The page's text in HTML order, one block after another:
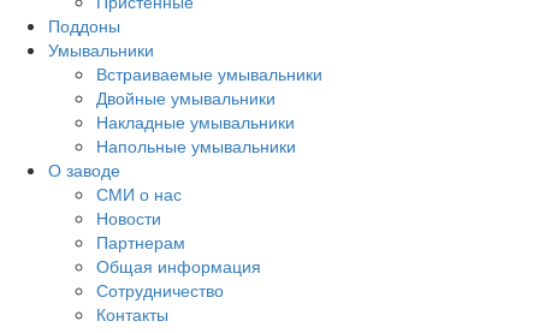
Поддоны
Умывальники
Встраиваемые умывальники
Двойные умывальники
Накладные умывальники
Напольные умывальники
О заводе
СМИ о нас
Новости
Партнерам
Общая информация
Сотрудничество
Контакты